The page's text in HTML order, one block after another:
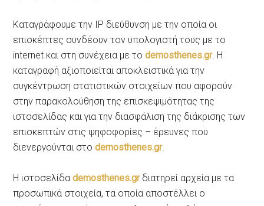
Καταγράφουμε την IP διεύθυνση με την οποία οι
επισκέπτες συνδέουν τον υπολογιστή τους με το
internet και στη συνέχεια με τοdemosthenes.gr. Η
καταγραφή αξιοποιείται αποκλειστικά για την
συγκέντρωση στατιστικών στοιχείων που αφορούν
στην παρακολούθηση της επισκεψιμότητας της
ιστοσελίδας και για την διασφάλιση της διάκρισης των
επισκεπτών στις ψηφοφορίες – έρευνες που
διενεργούνται στοdemosthenes.gr.
Η ιστοσελίδαdemosthenes.grδιατηρεί αρχεία με τα
προσωπικά στοιχεία, τα οποία αποστέλλει ο